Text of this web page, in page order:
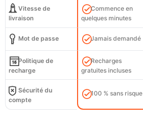
Vitesse de
livraison
Commence en
quelques minutes
Mot de passe Jamais demandé
Politique de
recharge
Recharges
gratuites incluses
Sécurité du
compte
100 % sans risque